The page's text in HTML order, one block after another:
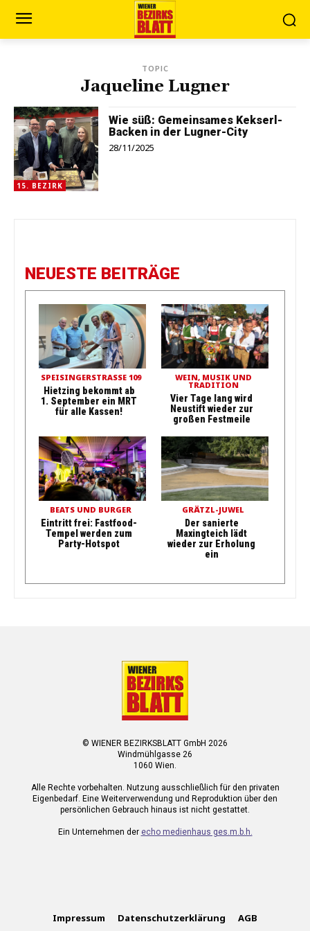
TOPIC
Jaqueline Lugner
15. BEZIRK
Wie süß: Gemeinsames Kekserl-
Backen in der Lugner-City
28/11/2025
NEUESTE BEITRÄGE
SPEISINGERSTRASSE 109
Hietzing bekommt ab
1. September ein MRT
für alle Kassen!
WEIN, MUSIK UND
TRADITION
Vier Tage lang wird
Neustift wieder zur
großen Festmeile
BEATS UND BURGER
Eintritt frei: Fastfood-
Tempel werden zum
Party-Hotspot
GRÄTZL-JUWEL
Der sanierte
Maxingteich lädt
wieder zur Erholung
ein
© WIENER BEZIRKSBLATT GmbH 2026
Windmühlgasse 26
1060 Wien.
Alle Rechte vorbehalten. Nutzung ausschließlich für den privaten
Eigenbedarf. Eine Weiterverwendung und Reproduktion über den
persönlichen Gebrauch hinaus ist nicht gestattet.
Ein Unternehmen der echo medienhaus ges.m.b.h.
Impressum Datenschutzerklärung AGB